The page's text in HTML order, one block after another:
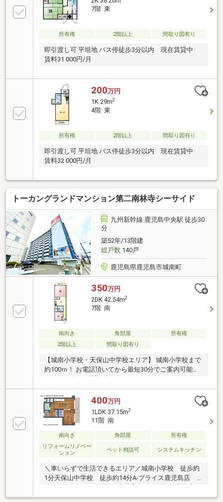
7階 東
所有権 2階以上 間取り図有り
即引渡し可 平坦地 バス停徒歩3分以内 現在賃貸中
賃料31 000円/月
200万円
1K 29m2
4階 東
所有権 2階以上 間取り図有り
即引渡し可 平坦地 バス停徒歩3分以内 現在賃貸中
賃料32 000円/月
トーカングランドマンション第二南林寺シーサイド
九州新幹線 鹿児島中央駅 徒歩30
分
築52年/13階建
総戸数140戸
鹿児島県鹿児島市城南町
350万円
2DK 42.54m2
7階 南
南向き 角部屋
所有権
2階以上
間取り図有り
【城南小学校・天保山中学校エリア】 城南小学校まで
約100ｍ！ お電話頂いてから最短30分でご案内可能で
400万円
1LDK 37.15m2
11階 南
南向き 角部屋
所有権
リフォームリノベー
ション
ペット相談可 システムキッチン
＼車いらずで生活できるエリア／城南小学校 徒歩約
1分天保山中学校 徒歩約14分A-プライス鹿児島店
車約5分独立トイレにリフォーム可能です～支払い例